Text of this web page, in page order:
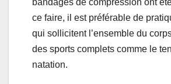
bandages de compression ont
ce faire, il est préférable de
qui sollicitent l’ensemble du
des sports complets comme le
natation.